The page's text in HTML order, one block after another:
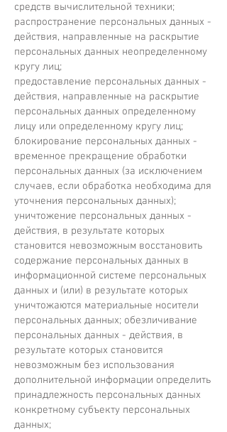
средств вычислительной техники;
распространение персональных данных -
действия, направленные на раскрытие
персональных данных неопределенному
кругу лиц;
предоставление персональных данных -
действия, направленные на раскрытие
персональных данных определенному
лицу или определенному кругу лиц;
блокирование персональных данных -
временное прекращение обработки
персональных данных (за исключением
случаев, если обработка необходима для
уточнения персональных данных);
уничтожение персональных данных -
действия, в результате которых
становится невозможным восстановить
содержание персональных данных в
информационной системе персональных
данных и (или) в результате которых
уничтожаются материальные носители
персональных данных; обезличивание
персональных данных - действия, в
результате которых становится
невозможным без использования
дополнительной информации определить
принадлежность персональных данных
конкретному субъекту персональных
данных;